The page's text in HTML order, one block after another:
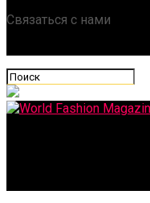
Связаться с нами